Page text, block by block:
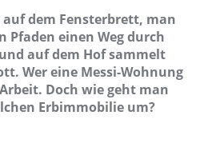
dem Fensterbrett, man
Pfaden einen Weg durch
auf dem Hof sammelt
Wer eine Messi-Wohnung
Doch wie geht man
Erbimmobilie um?